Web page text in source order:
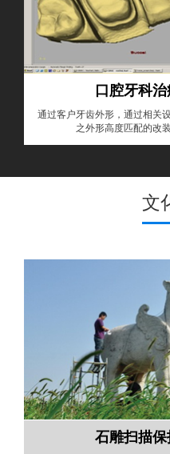
口腔牙科治
通过客户牙齿外形，通过相关
之外形高度匹配的改装
文
石雕扫描保